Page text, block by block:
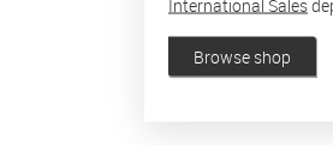
International Sales
Browse shop